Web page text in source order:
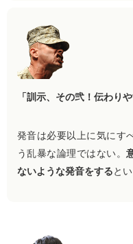
「訓示、その弐！伝わり
発音は必要以上に気にす
う乱暴な論理ではない。
ないような発音をすると